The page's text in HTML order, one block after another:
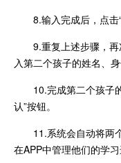
8.输入完成后，点击
9.重复上述步骤，再
入第二个孩子的姓名、
10.完成第二个孩子
认”按钮。
11.系统会自动将两
在APP中管理他们的学习